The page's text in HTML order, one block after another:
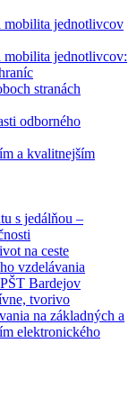
jednotlivcov
jednotlivcov:
stranách
odborného
a kvalitnejším
s jedálňou –
na ceste
vzdelávania
Bardejov
tvorivo
na základných a
elektronického